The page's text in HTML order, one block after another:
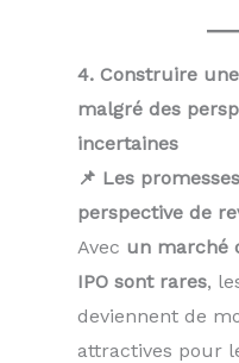
4. Construire
malgré des
incertaines
📌 Les
perspective de
Avec un marché
IPO sont rares,
deviennent de
attractives pour